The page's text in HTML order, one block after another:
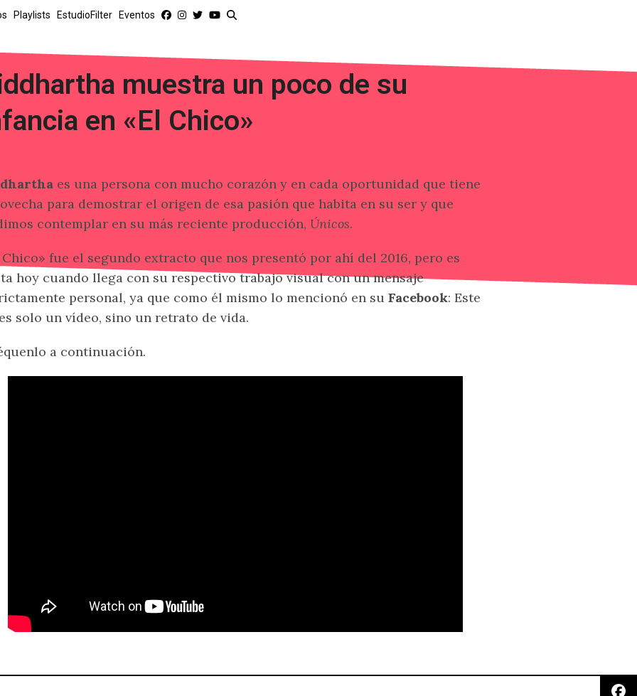
Playlists EstudioFilter Eventos
muestra un poco de su
en «El Chico»
es una persona con mucho corazón y en cada oportunidad que tiene
para demostrar el origen de esa pasión que habita en su ser y que
contemplar en su más reciente producción, Únicos.
fue el segundo extracto que nos presentó por ahí del 2016, pero es
hoy cuando llega con su respectivo trabajo visual con un mensaje
personal, ya que como él mismo lo mencionó en su Facebook: Este
solo un vídeo, sino un retrato de vida.
a continuación.